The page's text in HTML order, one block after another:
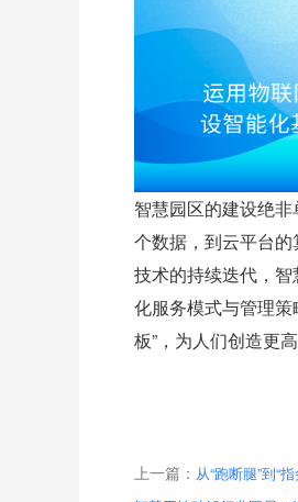
智慧园区的建设绝
个数据，到云平台
技术的持续迭代，
化服务模式与管理
板”，为人们创造更
上一篇： 从“跑断腿”到“